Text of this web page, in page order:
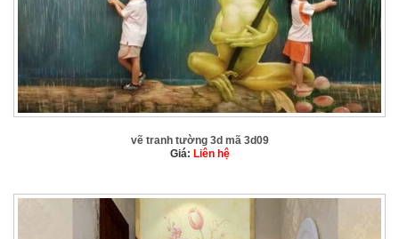
vẽ tranh tường 3d mã 3d09
Giá: Liên hệ